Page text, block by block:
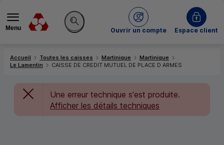
Menu
Rechercher sur le site
Ouvrir un compte
du Crédit MutuelEspace client
Accueil Toutes les caisses Martinique
Martinique
Le Lamentin
CAISSE DE CREDIT MUTUEL DE PLACE D ARMES
Une erreur technique s'est produite.
Afficher les détails techniques